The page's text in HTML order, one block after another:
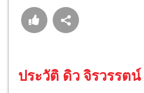
ประวัติ ดิว จิรวรรต